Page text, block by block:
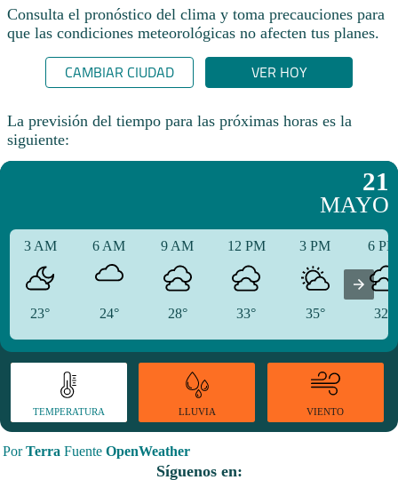
Consulta el pronóstico del clima y toma precauciones para
que las condiciones meteorológicas no afecten tus planes.​
CAMBIAR CIUDAD VER HOY
La previsión del tiempo para las próximas horas es la
siguiente:
21
MAYO
3 AM
23°
6 AM
24°
9 AM
28°
12 PM
33°
3 PM
35°
6
32°
TEMPERATURA LLUVIA VIENTO
PorTerra Fuente OpenWeather
Síguenos en: